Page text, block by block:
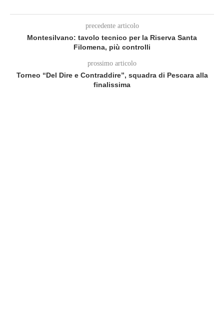
precedente articolo
Montesilvano: tavolo tecnico per la Riserva Santa
Filomena, più controlli
prossimo articolo
Torneo “Del Dire e Contraddire”, squadra di Pescara alla
finalissima